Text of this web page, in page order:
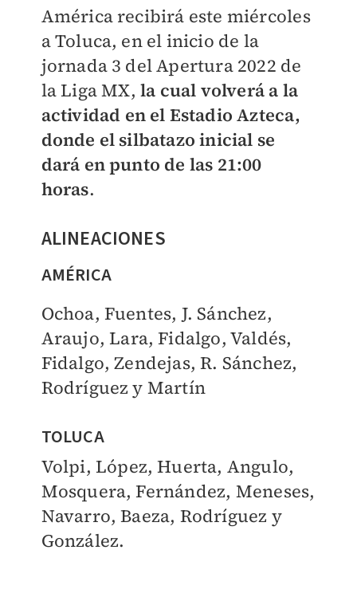
América recibirá este miércoles
a Toluca, en el inicio de la
jornada 3 del Apertura 2022 de
la Liga MX, la cual volverá a la
actividad en el Estadio Azteca,
donde el silbatazo inicial se
dará en punto de las 21:00
horas.
ALINEACIONES
AMÉRICA
Ochoa, Fuentes, J. Sánchez,
Araujo, Lara, Fidalgo, Valdés,
Fidalgo, Zendejas, R. Sánchez,
Rodríguez y Martín
TOLUCA
Volpi, López, Huerta, Angulo,
Mosquera, Fernández, Meneses,
Navarro, Baeza, Rodríguez y
González.